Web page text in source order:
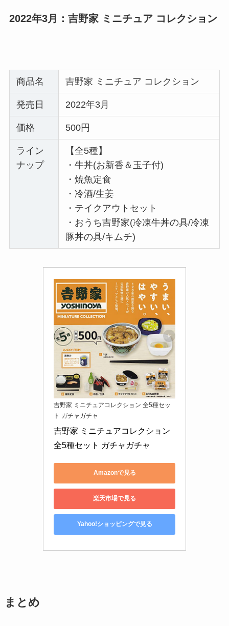
2022年3月：吉野家 ミニチュア コレクション
商品名 吉野家 ミニチュア コレクション
発売日 2022年3月
価格 500円
ライン
ナップ
【全5種】
・牛丼(お新香＆玉子付)
・焼魚定食
・冷酒/生姜
・テイクアウトセット
・おうち吉野家(冷凍牛丼の具/冷凍
豚丼の具/キムチ)
吉野家 ミニチュアコレクション 全5種セッ
ト ガチャガチャ
吉野家 ミニチュアコレクション
全5種セット ガチャガチャ
Amazonで見る
楽天市場で見る
Yahoo!ショッピングで見る
まとめ